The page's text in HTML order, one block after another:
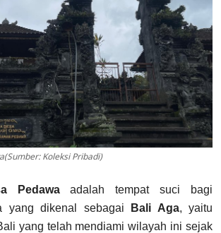
Koleksi Pribadi)
Pedawaadalah tempat suci bagi
yang dikenal sebagai
Bali Aga, yaitu
yang telah mendiami wilayah ini sejak